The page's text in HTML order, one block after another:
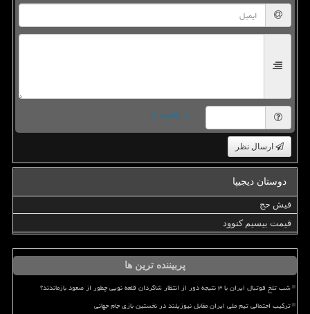
= ۷ بعلاوه ۵
ارسال نظر
دوستان دیجیپا
فیش حج
قیمت بیسیم کنوود
پربیننده ترین ها
شب تلخ فوتبال ایران با ۳ نتیجه دور از انتظار شاگردان قلعه نویی چطور از صعود بازماندند؟
ترکیب احتمالی تیم ملی ایران مقابل نیوزیلند در نخستین بازی جام جهانی